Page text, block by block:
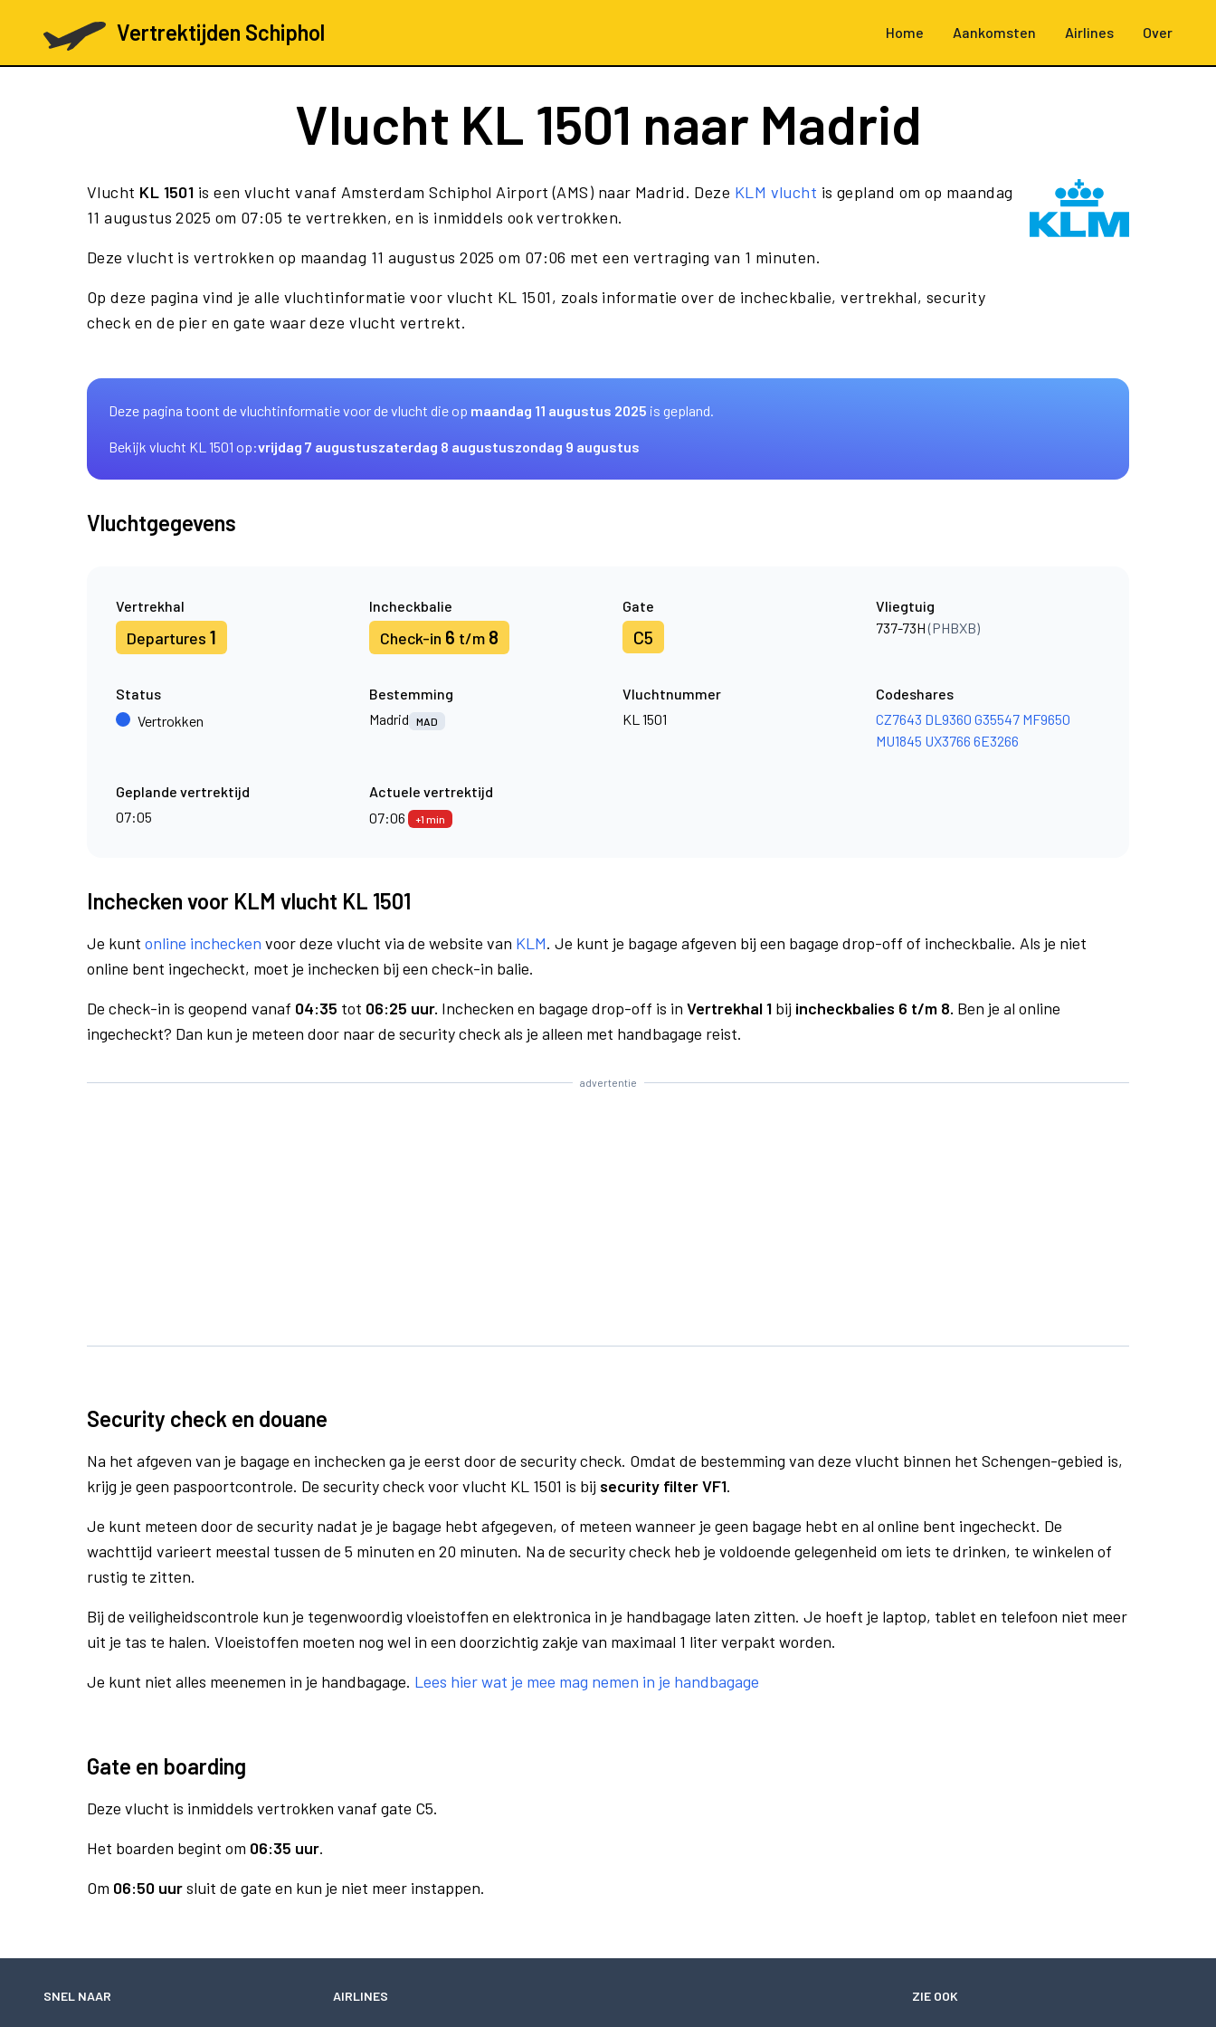
Vertrektijden Schiphol Home Aankomsten Airlines Over
Vlucht KL 1501 naar Madrid
Vlucht KL 1501 is een vlucht vanaf Amsterdam Schiphol Airport (AMS) naar Madrid. Deze KLM vlucht is gepland om op maandag
11 augustus 2025 om 07:05 te vertrekken, en is inmiddels ook vertrokken.
Deze vlucht is vertrokken op maandag 11 augustus 2025 om 07:06 met een vertraging van 1 minuten.
Op deze pagina vind je alle vluchtinformatie voor vlucht KL 1501, zoals informatie over de incheckbalie, vertrekhal, security
check en de pier en gate waar deze vlucht vertrekt.
Deze pagina toont de vluchtinformatie voor de vlucht die op maandag 11 augustus 2025 is gepland.
Bekijk vlucht KL 1501 op:vrijdag 7 augustuszaterdag 8 augustuszondag 9 augustus
Vluchtgegevens
Vertrekhal
Departures 1
Incheckbalie
Check-in 6 t/m 8
Gate
C5
Vliegtuig
737-73H(PHBXB)
Status
Vertrokken
Bestemming
Madrid
MAD
Vluchtnummer
KL 1501
Codeshares
CZ7643 DL9360 G35547 MF9650
MU1845 UX3766 6E3266
Geplande vertrektijd
07:05
Actuele vertrektijd
07:06
+1 min
Inchecken voor KLM vlucht KL 1501
Je kunt online inchecken voor deze vlucht via de website van KLM. Je kunt je bagage afgeven bij een bagage drop-off of incheckbalie. Als je niet
online bent ingecheckt, moet je inchecken bij een check-in balie.
De check-in is geopend vanaf 04:35 tot 06:25 uur. Inchecken en bagage drop-off is in Vertrekhal 1 bij incheckbalies 6 t/m 8. Ben je al online
ingecheckt? Dan kun je meteen door naar de security check als je alleen met handbagage reist.
advertentie
Security check en douane
Na het afgeven van je bagage en inchecken ga je eerst door de security check. Omdat de bestemming van deze vlucht binnen het Schengen-gebied is,
krijg je geen paspoortcontrole. De security check voor vlucht KL 1501 is bij security filter VF1.
Je kunt meteen door de security nadat je je bagage hebt afgegeven, of meteen wanneer je geen bagage hebt en al online bent ingecheckt. De
wachttijd varieert meestal tussen de 5 minuten en 20 minuten. Na de security check heb je voldoende gelegenheid om iets te drinken, te winkelen of
rustig te zitten.
Bij de veiligheidscontrole kun je tegenwoordig vloeistoffen en elektronica in je handbagage laten zitten. Je hoeft je laptop, tablet en telefoon niet meer
uit je tas te halen. Vloeistoffen moeten nog wel in een doorzichtig zakje van maximaal 1 liter verpakt worden.
Je kunt niet alles meenemen in je handbagage. Lees hier wat je mee mag nemen in je handbagage
Gate en boarding
Deze vlucht is inmiddels vertrokken vanaf gate C5.
Het boarden begint om 06:35 uur.
Om 06:50 uursluit de gate en kun je niet meer instappen.
SNEL NAAR AIRLINES ZIE OOK